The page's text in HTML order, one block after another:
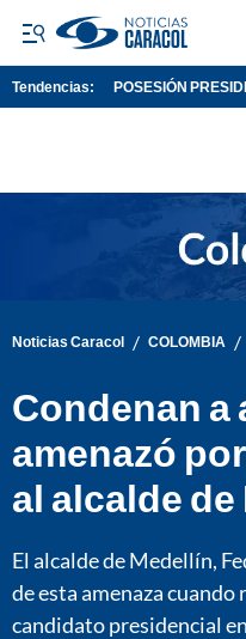
Tendencias: POSESIÓN
Noticias Caracol / COLOMBIA /
Condenan a
amenazó
al alcalde
El alcalde de Medellín,
de esta amenaza
candidato presidencial